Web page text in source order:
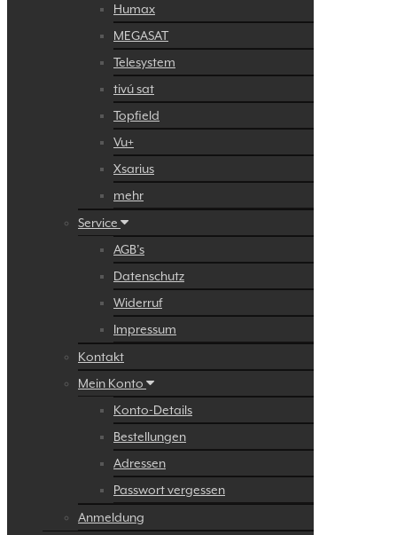
Humax
MEGASAT
Telesystem
tivú sat
Topfield
Vu+
Xsarius
mehr
Service
AGB’s
Datenschutz
Widerruf
Impressum
Kontakt
Mein Konto
Konto-Details
Bestellungen
Adressen
Passwort vergessen
Anmeldung